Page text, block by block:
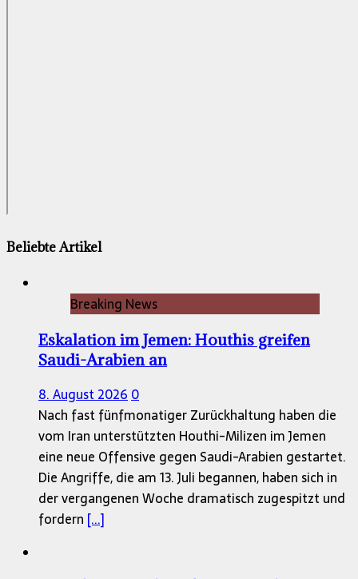
Beliebte Artikel
Breaking News
Eskalation im Jemen: Houthis greifen
Saudi-Arabien an
8. August 20260
Nach fast fünfmonatiger Zurückhaltung haben die
vom Iran unterstützten Houthi-Milizen im Jemen
eine neue Offensive gegen Saudi-Arabien gestartet.
Die Angriffe, die am 13. Juli begannen, haben sich in
der vergangenen Woche dramatisch zugespitzt und
fordern [...]